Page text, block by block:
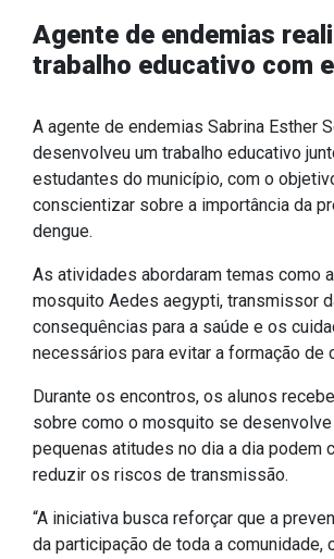
Saúde
Serviços
IPTU 2026
Nota Fiscal Eletrônica
Portal do Cidadão
Portal do Servidor
Publicações
Diário Oficial (Novo)
Diário Oficial (Até 30/04)
Recursos Humanos
Agente de endemias
trabalho educativo com
A agente de endemias Sabrina Esther
desenvolveu um trabalho educativo
estudantes do município, com o
conscientizar sobre a importância da
dengue.
As atividades abordaram temas como
mosquito Aedes aegypti, transmissor
consequências para a saúde e os
necessários para evitar a formação de
Durante os encontros, os alunos
sobre como o mosquito se
pequenas atitudes no dia a dia podem
reduzir os riscos de transmissão.
“A iniciativa busca reforçar que a
da participação de toda a comunidade,